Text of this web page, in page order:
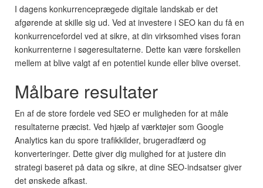
I dagens konkurrenceprægede digitale landskab er det
afgørende at skille sig ud. Ved at investere i SEO kan du få en
konkurrencefordel ved at sikre, at din virksomhed vises foran
konkurrenterne i søgeresultaterne. Dette kan være forskellen
mellem at blive valgt af en potentiel kunde eller blive overset.
Målbare resultater
En af de store fordele ved SEO er muligheden for at måle
resultaterne præcist. Ved hjælp af værktøjer som Google
Analytics kan du spore trafikkilder, brugeradfærd og
konverteringer. Dette giver dig mulighed for at justere din
strategi baseret på data og sikre, at dine SEO-indsatser giver
det ønskede afkast.